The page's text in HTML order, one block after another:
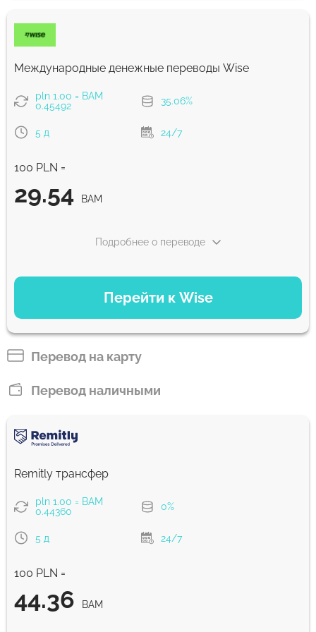
Комиссия Strumok, всегда 0%
Международные денежные переводы Wise
pln 1.00 = BAM
0.45492
35.06%
5 д 24/7
100 PLN =
29.54 BAM
Перейти к Wise
Подробнее о переводе
ВАРИАНТЫ ОПЛАТЫ
Оплатить банковским переводом
29.54 BAM 5 д
Комиссия Strumok, всегда 0%
Перевод на карту
Перевод наличными
Remitly трансфер
pln 1.00 = BAM
0.44360
0%
5 д 24/7
100 PLN =
44.36 BAM